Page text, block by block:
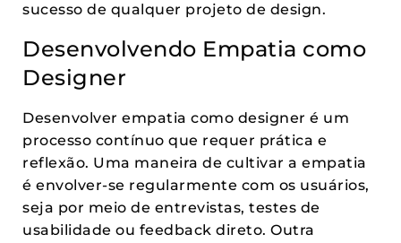
sucesso de qualquer projeto de design.
Desenvolvendo Empatia como
Designer
Desenvolver empatia como designer é um
processo contínuo que requer prática e
reflexão. Uma maneira de cultivar a empatia
é envolver-se regularmente com os usuários,
seja por meio de entrevistas, testes de
usabilidade ou feedback direto. Outra